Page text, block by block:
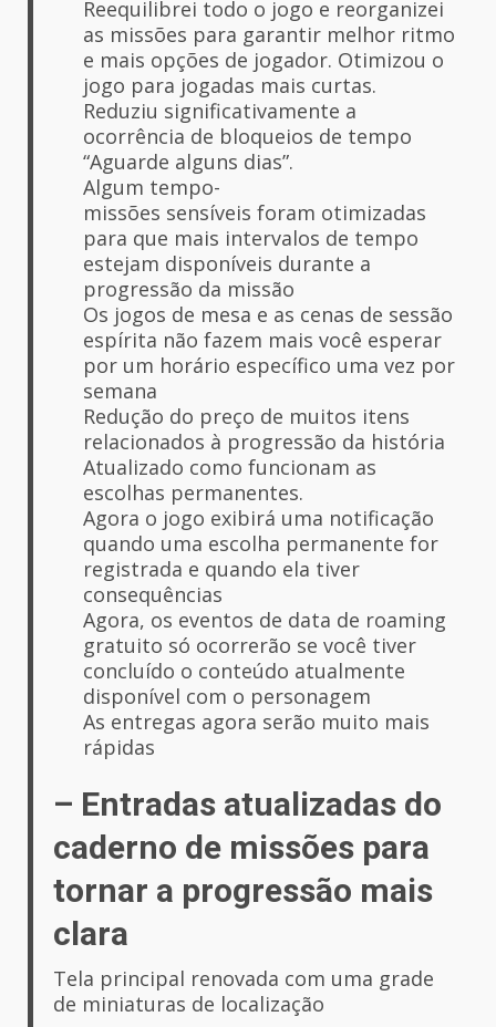
Reequilibrei todo o jogo e reorganizei
as missões para garantir melhor ritmo
e mais opções de jogador. Otimizou o
jogo para jogadas mais curtas.
Reduziu significativamente a
ocorrência de bloqueios de tempo
“Aguarde alguns dias”.
Algum tempo-
missões sensíveis foram otimizadas
para que mais intervalos de tempo
estejam disponíveis durante a
progressão da missão
Os jogos de mesa e as cenas de sessão
espírita não fazem mais você esperar
por um horário específico uma vez por
semana
Redução do preço de muitos itens
relacionados à progressão da história
Atualizado como funcionam as
escolhas permanentes.
Agora o jogo exibirá uma notificação
quando uma escolha permanente for
registrada e quando ela tiver
consequências
Agora, os eventos de data de roaming
gratuito só ocorrerão se você tiver
concluído o conteúdo atualmente
disponível com o personagem
As entregas agora serão muito mais
rápidas
– Entradas atualizadas do
caderno de missões para
tornar a progressão mais
clara
Tela principal renovada com uma grade
de miniaturas de localização